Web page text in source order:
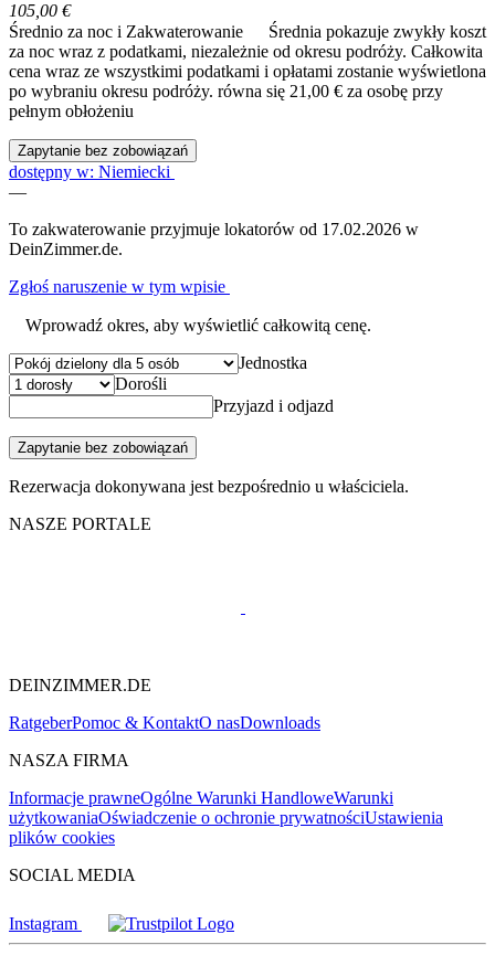
105,00 €
Średnio za noc i Zakwaterowanie
Średnia pokazuje zwykły koszt
za noc wraz z podatkami, niezależnie od okresu podróży. Całkowita
cena wraz ze wszystkimi podatkami i opłatami zostanie wyświetlona
po wybraniu okresu podróży. równa się 21,00 € za osobę przy
pełnym obłożeniu
Zapytanie bez zobowiązań
dostępny w: Niemiecki
—
To zakwaterowanie przyjmuje lokatorów od 17.02.2026 w
DeinZimmer.de.
Zgłoś naruszenie w tym wpisie
Wprowadź okres, aby wyświetlić całkowitą cenę.
Jednostka
Dorośli
Przyjazd i odjazd
Zapytanie bez zobowiązań
Rezerwacja dokonywana jest bezpośrednio u właściciela.
NASZE PORTALE
DEINZIMMER.DE
RatgeberPomoc & KontaktO nasDownloads
NASZA FIRMA
Informacje prawneOgólne Warunki HandloweWarunki
użytkowaniaOświadczenie o ochronie prywatnościUstawienia
plików cookies
SOCIAL MEDIA
Instagram